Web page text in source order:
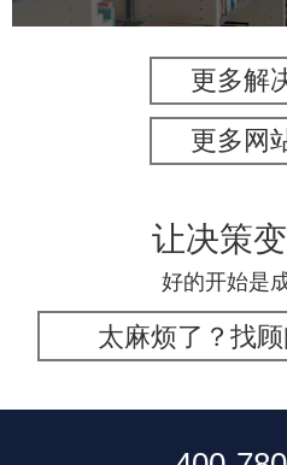
更多解
更多网
让决策
好的开始是
太麻烦了？找